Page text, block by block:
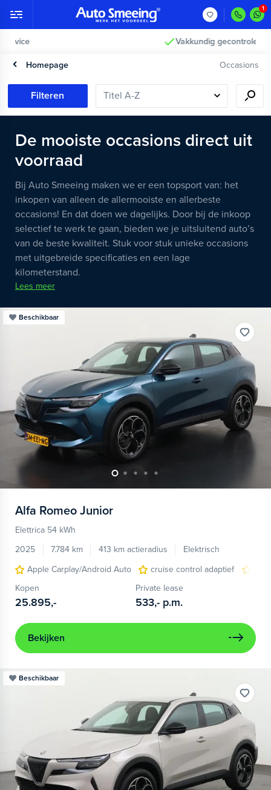
Vakkundig gecontroleerd >
Homepage Occasions
Filteren
De mooiste occasions direct uit
voorraad
Bij Auto Smeeing maken we er een topsport van: het
inkopen van alleen de allermooiste en allerbeste
occasions! En dat doen we dagelijks. Door bij de inkoop
selectief te werk te gaan, bieden we je uitsluitend auto’s
van de beste kwaliteit. Stuk voor stuk unieke occasions
met uitgebreide specificaties en een lage
kilometerstand.
Lees meer
Beschikbaar
Alfa Romeo Junior
Elettrica 54 kWh
2025
7.784 km 413 km actieradius
Elektrisch
Apple Carplay/Android Auto
cruise control adaptief
Kopen
25.895,-
Private lease
533,- p.m.
Bekijken
Beschikbaar